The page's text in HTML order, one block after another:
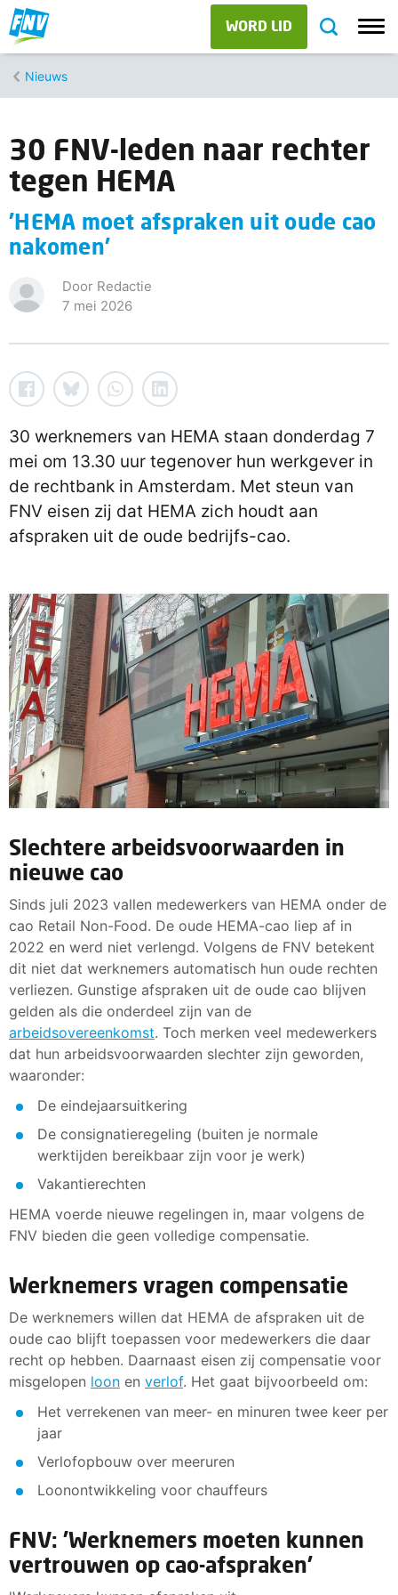
WORD LID
Nieuws
30 FNV-leden naar rechter
tegen HEMA
'HEMA moet afspraken uit oude cao
nakomen'
Door Redactie
7 mei 2026
30 werknemers van HEMA staan donderdag 7
mei om 13.30 uur tegenover hun werkgever in
de rechtbank in Amsterdam. Met steun van
FNV eisen zij dat HEMA zich houdt aan
afspraken uit de oude bedrijfs-cao.
Slechtere arbeidsvoorwaarden in
nieuwe cao
Sinds juli 2023 vallen medewerkers van HEMA onder de
cao Retail Non-Food. De oude HEMA-cao liep af in
2022 en werd niet verlengd. Volgens de FNV betekent
dit niet dat werknemers automatisch hun oude rechten
verliezen. Gunstige afspraken uit de oude cao blijven
gelden als die onderdeel zijn van de
arbeidsovereenkomst. Toch merken veel medewerkers
dat hun arbeidsvoorwaarden slechter zijn geworden,
waaronder:
De eindejaarsuitkering
De consignatieregeling (buiten je normale
werktijden bereikbaar zijn voor je werk)
Vakantierechten
HEMA voerde nieuwe regelingen in, maar volgens de
FNV bieden die geen volledige compensatie.
Werknemers vragen compensatie
De werknemers willen dat HEMA de afspraken uit de
oude cao blijft toepassen voor medewerkers die daar
recht op hebben. Daarnaast eisen zij compensatie voor
misgelopen loon en verlof. Het gaat bijvoorbeeld om:
Het verrekenen van meer- en minuren twee keer per
jaar
Verlofopbouw over meeruren
Loonontwikkeling voor chauffeurs
FNV: 'Werknemers moeten kunnen
vertrouwen op cao-afspraken'